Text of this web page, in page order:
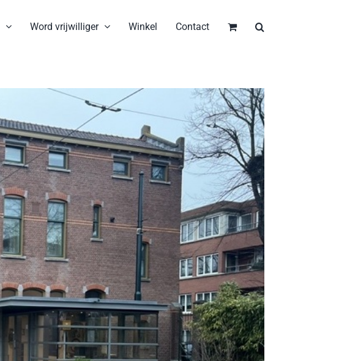
Word vrijwilliger Winkel Contact